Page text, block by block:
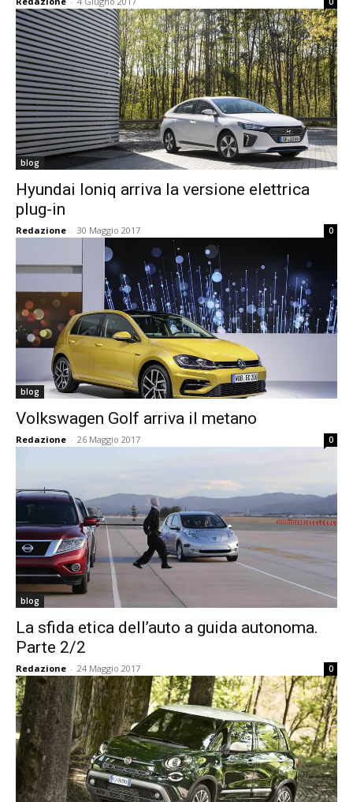
blog
Hyundai Ioniq arriva la versione elettrica
plug-in
Redazione - 30 Maggio 2017 0
blog
Volkswagen Golf arriva il metano
Redazione - 26 Maggio 2017 0
blog
La sfida etica dell’auto a guida autonoma.
Parte 2/2
Redazione - 24 Maggio 2017 0